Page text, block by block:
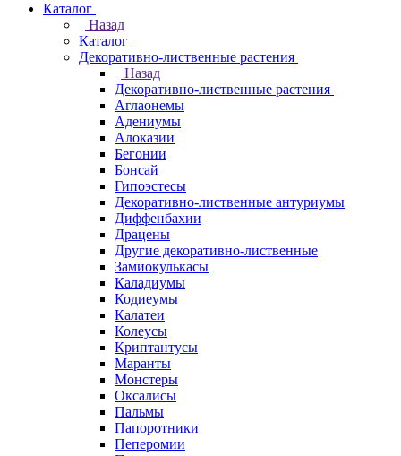
Каталог
Назад
Каталог
Декоративно-лиственные растения
Назад
Декоративно-лиственные растения
Аглаонемы
Адениумы
Алоказии
Бегонии
Бонсай
Гипоэстесы
Декоративно-лиственные антуриумы
Диффенбахии
Драцены
Другие декоративно-лиственные
Замиокулькасы
Каладиумы
Кодиеумы
Калатеи
Колеусы
Криптантусы
Маранты
Монстеры
Оксалисы
Пальмы
Папоротники
Пеперомии